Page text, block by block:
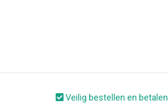
Veilig bestellen en betalen